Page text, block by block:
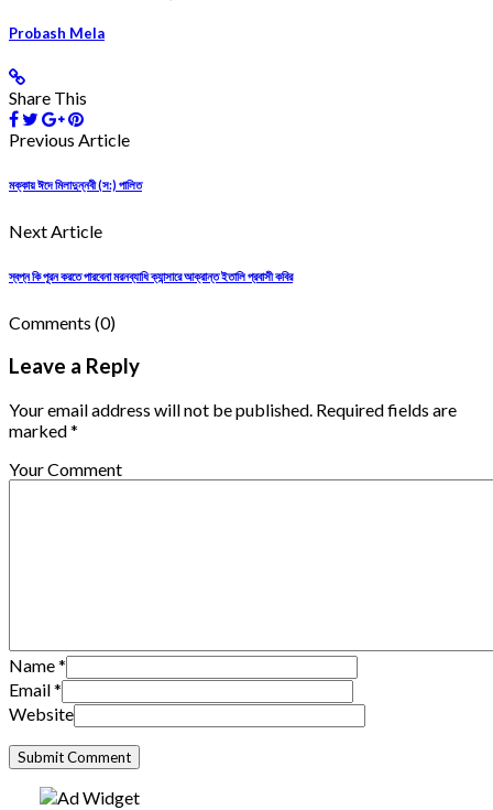
Probash Mela
Share This
Previous Article
মক্কায় ঈদে মিলাদুন্নবী (স:) পালিত
Next Article
স্বপ্ন কি পূরন করতে পারবেনা মরনব্যাধি ক্যান্সারে আক্রান্ত ইতালি প্রবাসী কবির
Comments (0)
Leave a Reply
Your email address will not be published. Required fields are
marked *
Your Comment
Name*
Email*
Website